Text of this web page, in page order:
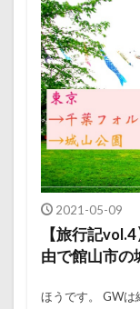
2021-05-09
【旅行記
由で館山市の
ほうです。 GWは